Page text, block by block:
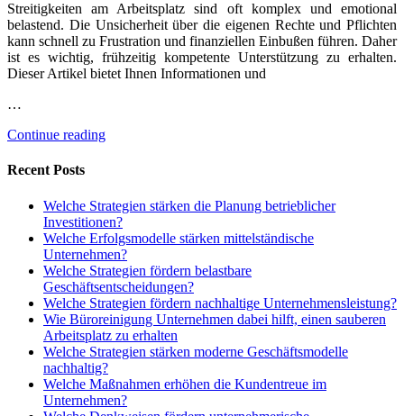
Streitigkeiten am Arbeitsplatz sind oft komplex und emotional
belastend. Die Unsicherheit über die eigenen Rechte und Pflichten
kann schnell zu Frustration und finanziellen Einbußen führen. Daher
ist es wichtig, frühzeitig kompetente Unterstützung zu erhalten.
Dieser Artikel bietet Ihnen Informationen und
…
Continue reading
Recent Posts
Welche Strategien stärken die Planung betrieblicher
Investitionen?
Welche Erfolgsmodelle stärken mittelständische
Unternehmen?
Welche Strategien fördern belastbare
Geschäftsentscheidungen?
Welche Strategien fördern nachhaltige Unternehmensleistung?
Wie Büroreinigung Unternehmen dabei hilft, einen sauberen
Arbeitsplatz zu erhalten
Welche Strategien stärken moderne Geschäftsmodelle
nachhaltig?
Welche Maßnahmen erhöhen die Kundentreue im
Unternehmen?